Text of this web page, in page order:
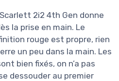
2i2 4th Gen donne
la prise en main. Le
rouge est propre, rien
un peu dans la main. Les
bien fixés, on n’a pas
dessouder au premier